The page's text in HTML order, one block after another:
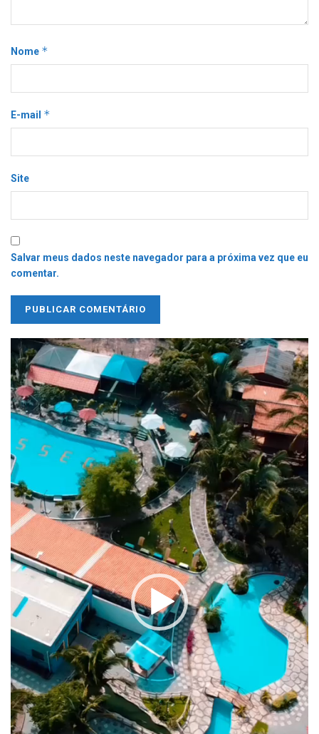
Nome *
E-mail *
Site
Salvar meus dados neste navegador para a próxima vez que eu
comentar.
Tocador
de
vídeo